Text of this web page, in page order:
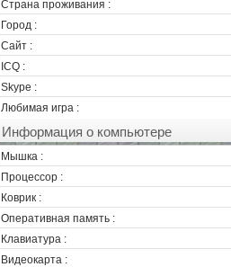
Страна проживания :
Город :
Сайт :
ICQ :
Skype :
Любимая игра :
Информация о компьютере
Мышка :
Процессор :
Коврик :
Оперативная память :
Клавиатура :
Видеокарта :